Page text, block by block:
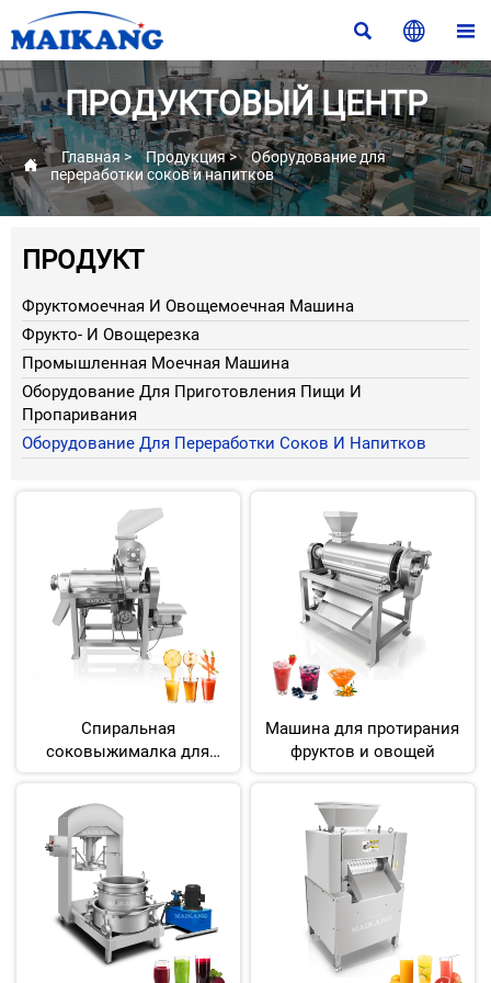
  
ПРОДУКТОВЫЙ ЦЕНТР
 Главная> Продукция>
Оборудование для
переработки соков и напитков
ПРОДУКТ
Фруктомоечная И Овощемоечная Машина
Фрукто- И Овощерезка
Промышленная Моечная Машина
Оборудование Для Приготовления Пищи И
Пропаривания
Оборудование Для Переработки Соков И Напитков
Спиральная
соковыжималка для
фруктов и овощей
Машина для протирания
фруктов и овощей